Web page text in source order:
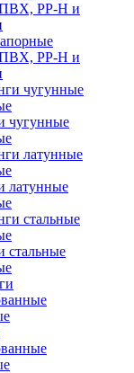
PP-H и
чугунные
латунные
стальные